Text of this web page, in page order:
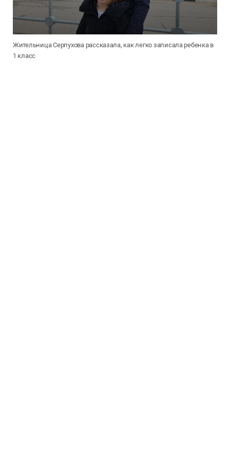
Жительница Серпухова рассказала, как легко записала ребенка в
1 класс